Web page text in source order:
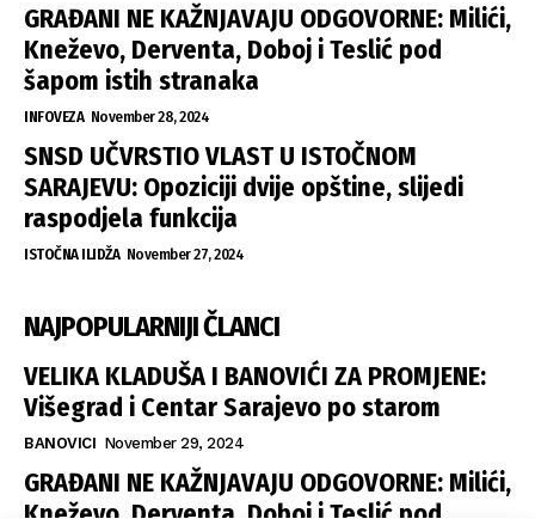
GRAĐANI NE KAŽNJAVAJU ODGOVORNE: Milići,
Kneževo, Derventa, Doboj i Teslić pod
šapom istih stranaka
INFOVEZA November 28, 2024
SNSD UČVRSTIO VLAST U ISTOČNOM
SARAJEVU: Opoziciji dvije opštine, slijedi
raspodjela funkcija
ISTOČNA ILIDŽA November 27, 2024
NAJPOPULARNIJI ČLANCI
VELIKA KLADUŠA I BANOVIĆI ZA PROMJENE:
Višegrad i Centar Sarajevo po starom
BANOVICI November 29, 2024
GRAĐANI NE KAŽNJAVAJU ODGOVORNE: Milići,